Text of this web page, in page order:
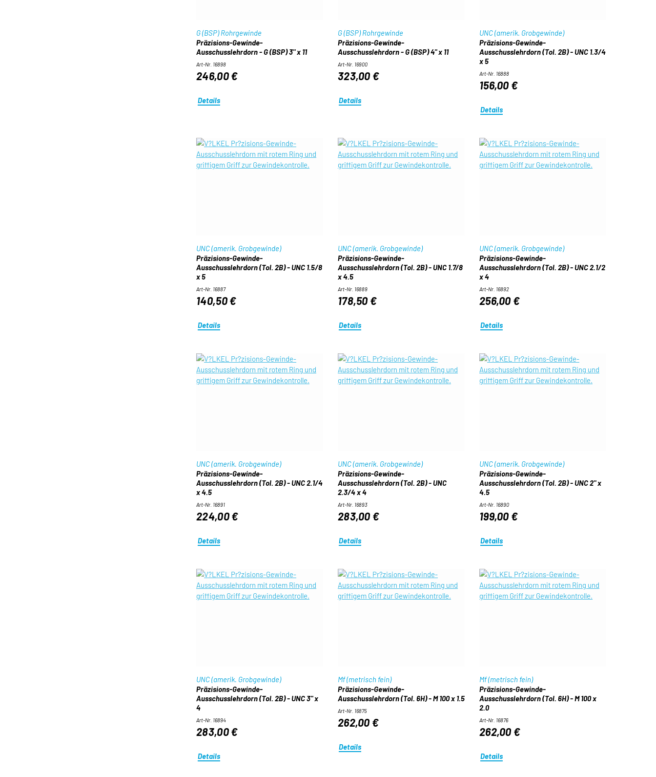
G (BSP) Rohrgewinde
Präzisions-Gewinde-
Ausschusslehrdorn - G (BSP) 3" x 11
Art-Nr. 16898
246,00 €
Details
G (BSP) Rohrgewinde
Präzisions-Gewinde-
Ausschusslehrdorn - G (BSP) 4" x 11
Art-Nr. 16900
323,00 €
Details
UNC (amerik. Grobgewinde)
Präzisions-Gewinde-
Ausschusslehrdorn (Tol. 2B) - UNC 1.3/4
x 5
Art-Nr. 16888
156,00 €
Details
UNC (amerik. Grobgewinde)
Präzisions-Gewinde-
Ausschusslehrdorn (Tol. 2B) - UNC 1.5/8
x 5
Art-Nr. 16887
140,50 €
Details
UNC (amerik. Grobgewinde)
Präzisions-Gewinde-
Ausschusslehrdorn (Tol. 2B) - UNC 1.7/8
x 4.5
Art-Nr. 16889
178,50 €
Details
UNC (amerik. Grobgewinde)
Präzisions-Gewinde-
Ausschusslehrdorn (Tol. 2B) - UNC 2.1/2
x 4
Art-Nr. 16892
256,00 €
Details
UNC (amerik. Grobgewinde)
Präzisions-Gewinde-
Ausschusslehrdorn (Tol. 2B) - UNC 2.1/4
x 4.5
Art-Nr. 16891
224,00 €
Details
UNC (amerik. Grobgewinde)
Präzisions-Gewinde-
Ausschusslehrdorn (Tol. 2B) - UNC
2.3/4 x 4
Art-Nr. 16893
283,00 €
Details
UNC (amerik. Grobgewinde)
Präzisions-Gewinde-
Ausschusslehrdorn (Tol. 2B) - UNC 2" x
4.5
Art-Nr. 16890
199,00 €
Details
UNC (amerik. Grobgewinde)
Präzisions-Gewinde-
Ausschusslehrdorn (Tol. 2B) - UNC 3" x
4
Art-Nr. 16894
283,00 €
Details
Mf (metrisch fein)
Präzisions-Gewinde-
Ausschusslehrdorn (Tol. 6H) - M 100 x 1.5
Art-Nr. 16875
262,00 €
Details
Mf (metrisch fein)
Präzisions-Gewinde-
Ausschusslehrdorn (Tol. 6H) - M 100 x
2.0
Art-Nr. 16876
262,00 €
Details